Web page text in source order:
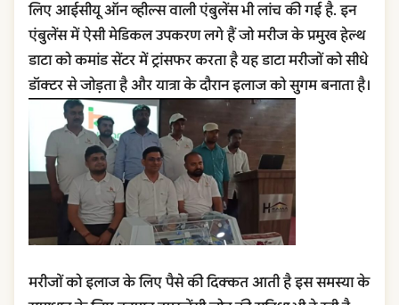
लिए आईसीयू ऑन व्हील्स वाली एंबुलेंस भी लांच की गई है. इन
एंबुलेंस में ऐसी मेडिकल उपकरण लगे हैं जो मरीज के प्रमुख हेल्थ
डाटा को कमांड सेंटर में ट्रांसफर करता है यह डाटा मरीजों को सीधे
डॉक्टर से जोड़ता है और यात्रा के दौरान इलाज को सुगम बनाता है।
मरीजों को इलाज के लिए पैसे की दिक्कत आती है इस समस्या के